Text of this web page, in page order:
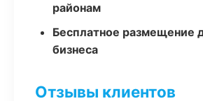
районам
Бесплатное размещение
бизнеса
Отзывы клиентов